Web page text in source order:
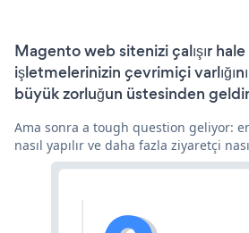
Magento web sitenizi çalışır
işletmelerinizin çevrimiçi
büyük zorluğun üstesinden
Ama sonra a tough question geliyor:
nasıl yapılır ve daha fazla ziyaretçi